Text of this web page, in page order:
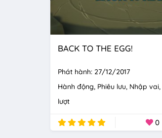
BACK TO THE EGG!
Phát hành: 27/12/2017
Hành động Phiêu lưu Nhập vai
lượt
0